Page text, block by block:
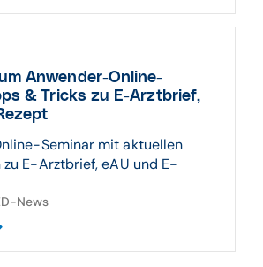
Anwender-Online-
& Tricks zu E-Arztbrief,
Seminar mit aktuellen
E-Arztbrief, eAU und E-
News